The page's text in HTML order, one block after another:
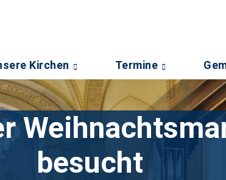
Kirchen Termine
besucht